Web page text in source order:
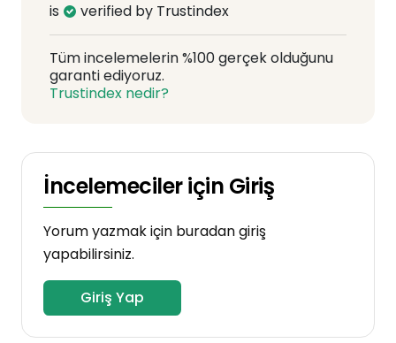
is verified by Trustindex
Tüm incelemelerin %100 gerçek olduğunu
garanti ediyoruz.
Trustindex nedir?
İncelemeciler için Giriş
Yorum yazmak için buradan giriş
yapabilirsiniz.
Giriş Yap